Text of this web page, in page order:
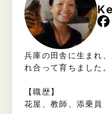
兵庫の田舎に生まれ
れ合って育ちました。
【職歴】
花屋、教師、添乗員